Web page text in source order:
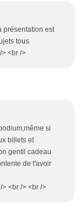
présentation est
tous
<br />
si
billets et
gentil cadeau
de t'avoir
<br /> <br />